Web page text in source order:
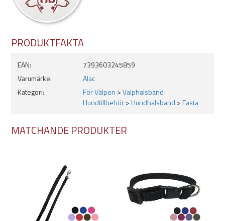
Matcha ditt söta valphalsband med ett likvärdigt
PRODUKTFAKTA
EAN:
7393603245859
Varumärke:
Alac
Kategori:
För Valpen >Valphalsband
Hundtillbehör>Hundhalsband >Fasta
MATCHANDE PRODUKTER